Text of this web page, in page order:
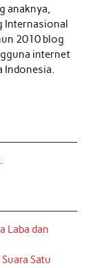
anaknya,
Internasional
2010 blog
internet
Indonesia.
Laba dan
Satu